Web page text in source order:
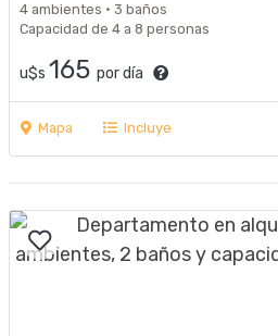
4 ambientes · 3 baños
Capacidad de 4 a 8 personas
u$s 165 por día
Mapa Incluye